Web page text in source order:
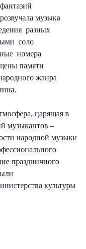
музыка
разных
соло
номера
памяти
жанра
царящая в
музыкантов –
народной музыки
праздничного
культуры